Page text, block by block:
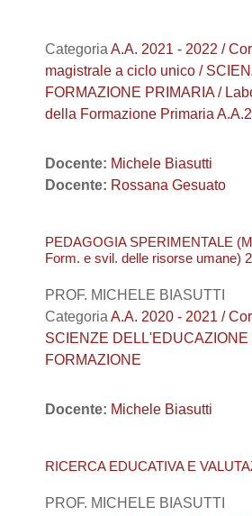
Categoria A.A. 2021 - 2022 /
magistrale a ciclo unico /
FORMAZIONE PRIMARIA /
della Formazione Primaria
Docente: Michele Biasutti
Docente: Rossana Gesuato
PEDAGOGIA SPERIMENTALE
Form. e svil. delle risorse umane)
PROF. MICHELE BIASUTTI
Categoria A.A. 2020 - 2021 /
SCIENZE DELL'EDUCAZIONE
FORMAZIONE
Docente: Michele Biasutti
RICERCA EDUCATIVA E
PROF. MICHELE BIASUTTI